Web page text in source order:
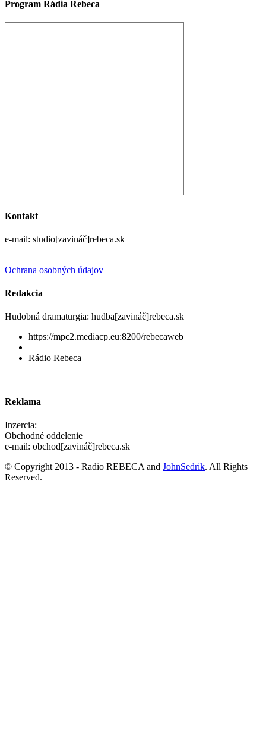
Program Rádia Rebeca
Kontakt
e-mail: studio[zavináč]rebeca.sk
Ochrana osobných údajov
Redakcia
Hudobná dramaturgia: hudba[zavináč]rebeca.sk
https://mpc2.mediacp.eu:8200/rebecaweb
Rádio Rebeca
Reklama
Inzercia:
Obchodné oddelenie
e-mail: obchod[zavináč]rebeca.sk
© Copyright 2013 - Radio REBECA and JohnSedrik. All Rights
Reserved.